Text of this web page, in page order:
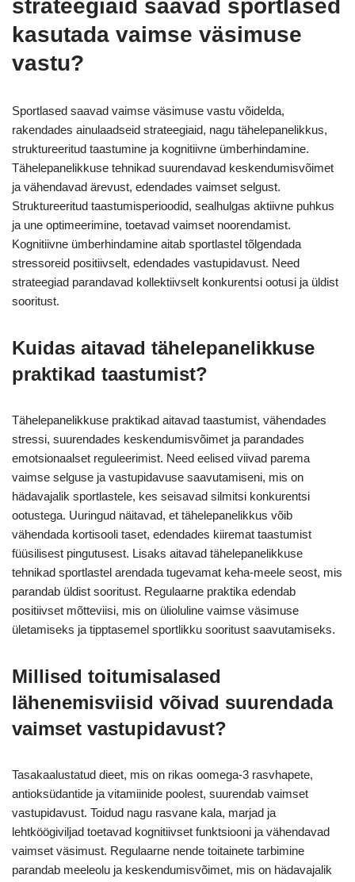
strateegiaid saavad sportlased
kasutada vaimse väsimuse
vastu?
Sportlased saavad vaimse väsimuse vastu võidelda,
rakendades ainulaadseid strateegiaid, nagu tähelepanelikkus,
struktureeritud taastumine ja kognitiivne ümberhindamine.
Tähelepanelikkuse tehnikad suurendavad keskendumisvõimet
ja vähendavad ärevust, edendades vaimset selgust.
Struktureeritud taastumisperioodid, sealhulgas aktiivne puhkus
ja une optimeerimine, toetavad vaimset noorendamist.
Kognitiivne ümberhindamine aitab sportlastel tõlgendada
stressoreid positiivselt, edendades vastupidavust. Need
strateegiad parandavad kollektiivselt konkurentsi ootusi ja üldist
sooritust.
Kuidas aitavad tähelepanelikkuse
praktikad taastumist?
Tähelepanelikkuse praktikad aitavad taastumist, vähendades
stressi, suurendades keskendumisvõimet ja parandades
emotsionaalset reguleerimist. Need eelised viivad parema
vaimse selguse ja vastupidavuse saavutamiseni, mis on
hädavajalik sportlastele, kes seisavad silmitsi konkurentsi
ootustega. Uuringud näitavad, et tähelepanelikkus võib
vähendada kortisooli taset, edendades kiiremat taastumist
füüsilisest pingutusest. Lisaks aitavad tähelepanelikkuse
tehnikad sportlastel arendada tugevamat keha-meele seost, mis
parandab üldist sooritust. Regulaarne praktika edendab
positiivset mõtteviisi, mis on ülioluline vaimse väsimuse
ületamiseks ja tipptasemel sportlikku sooritust saavutamiseks.
Millised toitumisalased
lähenemisviisid võivad suurendada
vaimset vastupidavust?
Tasakaalustatud dieet, mis on rikas oomega-3 rasvhapete,
antioksüdantide ja vitamiinide poolest, suurendab vaimset
vastupidavust. Toidud nagu rasvane kala, marjad ja
lehtköögiviljad toetavad kognitiivset funktsiooni ja vähendavad
vaimset väsimust. Regulaarne nende toitainete tarbimine
parandab meeleolu ja keskendumisvõimet, mis on hädavajalik